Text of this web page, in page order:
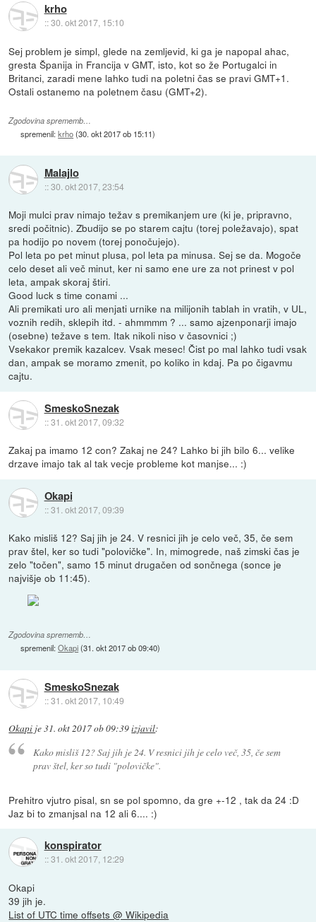
krho
::30. okt 2017, 15:10
Sej problem je simpl, glede na zemljevid, ki ga je napopal ahac,
gresta Španija in Francija v GMT, isto, kot so že Portugalci in
Britanci, zaradi mene lahko tudi na poletni čas se pravi GMT+1.
Ostali ostanemo na poletnem času (GMT+2).
Zgodovina sprememb…
spremenil:krho(30. okt 2017 ob 15:11)
Malajlo
::30. okt 2017, 23:54
Moji mulci prav nimajo težav s premikanjem ure (ki je, pripravno,
sredi počitnic). Zbudijo se po starem cajtu (torej poležavajo), spat
pa hodijo po novem (torej ponočujejo).
Pol leta po pet minut plusa, pol leta pa minusa. Sej se da. Mogoče
celo deset ali več minut, ker ni samo ene ure za not prinest v pol
leta, ampak skoraj štiri.
Good luck s time conami ...
Ali premikati uro ali menjati urnike na milijonih tablah in vratih, v UL,
voznih redih, sklepih itd. - ahmmmm ? ... samo ajzenponarji imajo
(osebne) težave s tem. Itak nikoli niso v časovnici ;)
Vsekakor premik kazalcev. Vsak mesec! Čist po mal lahko tudi vsak
dan, ampak se moramo zmenit, po koliko in kdaj. Pa po čigavmu
cajtu.
SmeskoSnezak
::31. okt 2017, 09:32
Zakaj pa imamo 12 con? Zakaj ne 24? Lahko bi jih bilo 6... velike
drzave imajo tak al tak vecje probleme kot manjse... :)
Okapi
::31. okt 2017, 09:39
Kako misliš 12? Saj jih je 24. V resnici jih je celo več, 35, če sem
prav štel, ker so tudi "polovičke". In, mimogrede, naš zimski čas je
zelo "točen", samo 15 minut drugačen od sončnega (sonce je
najvišje ob 11:45).
Zgodovina sprememb…
spremenil:Okapi(31. okt 2017 ob 09:40)
SmeskoSnezak
::31. okt 2017, 10:49
Okapi je31. okt 2017 ob 09:39izjavil:
Kako misliš 12? Saj jih je 24. V resnici jih je celo več, 35, če sem
prav štel, ker so tudi "polovičke".
Prehitro vjutro pisal, sn se pol spomno, da gre +-12 , tak da 24 :D
Jaz bi to zmanjsal na 12 ali 6.... :)
konspirator
::31. okt 2017, 12:29
Okapi
39 jih je.
List of UTC time offsets @ Wikipedia